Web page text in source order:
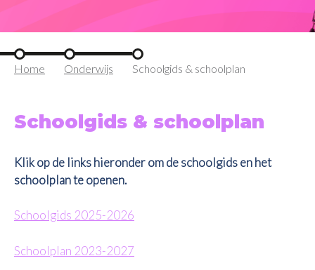
Home Onderwijs Schoolgids & schoolplan
Schoolgids & schoolplan
Klik op de links hieronder om de schoolgids en het
schoolplan te openen.
Schoolgids 2025-2026
Schoolplan 2023-2027